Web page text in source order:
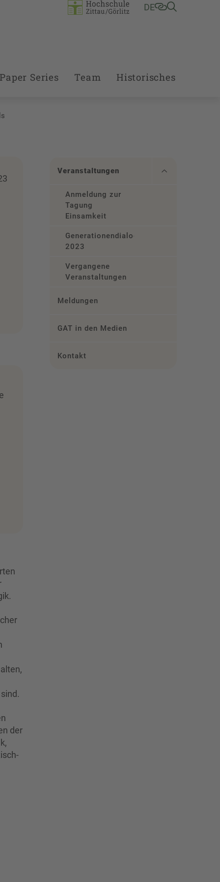
DE
Series Team Historisches
der
Veranstaltungen
Anmeldung zur
Tagung
Einsamkeit
Generationendialog
2023
Vergangene
Veranstaltungen
Meldungen
GAT in den Medien
Kontakt